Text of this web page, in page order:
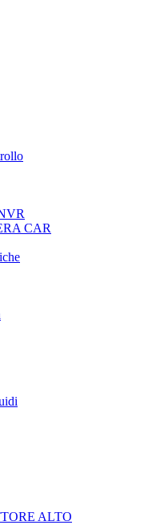
CAR
ALTO